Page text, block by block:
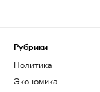
Рубрики
Политика
Экономика